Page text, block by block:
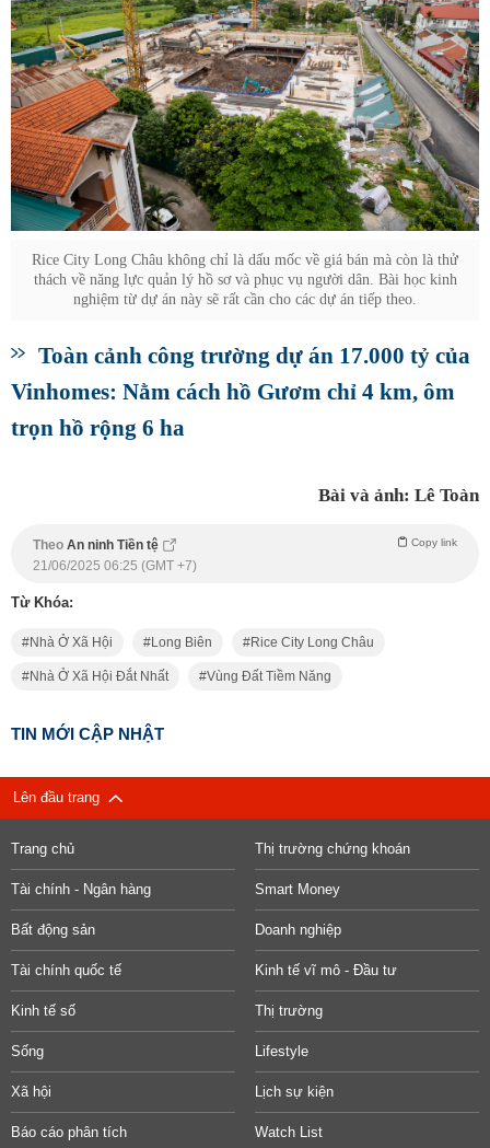
Rice City Long Châu không chỉ là dấu mốc về giá bán mà còn là thử
thách về năng lực quản lý hồ sơ và phục vụ người dân. Bài học kinh
nghiệm từ dự án này sẽ rất cần cho các dự án tiếp theo.
Toàn cảnh công trường dự án 17.000 tỷ của
Vinhomes: Nằm cách hồ Gươm chỉ 4 km, ôm
trọn hồ rộng 6 ha
Bài và ảnh: Lê Toàn
Theo An ninh Tiền tệ Copy link
21/06/2025 06:25 (GMT +7)
Từ Khóa:
Nhà Ở Xã Hội Long Biên Rice City Long Châu
Nhà Ở Xã Hội Đắt Nhất Vùng Đất Tiềm Năng
TIN MỚI CẬP NHẬT
Lên đầu trang
Trang chủ Thị trường chứng khoán
Tài chính - Ngân hàng Smart Money
Bất động sản Doanh nghiệp
Tài chính quốc tế Kinh tế vĩ mô - Đầu tư
Kinh tế số Thị trường
Sống Lifestyle
Xã hội Lịch sự kiện
Báo cáo phân tích Watch List